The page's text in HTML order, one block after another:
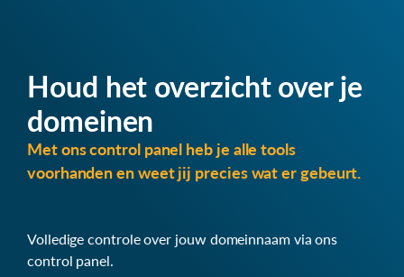
Houd het overzicht over je
domeinen
Met ons control panel heb je alle tools
voorhanden en weet jij precies wat er gebeurt.
Volledige controle over jouw domeinnaam via ons
control panel.